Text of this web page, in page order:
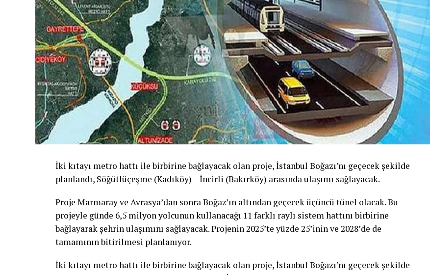
İki kıtayı metro hattı ile birbirine bağlayacak olan proje, İstanbul Boğazı’nı geçecek şekilde
planlandı, Söğütlüçeşme (Kadıköy) – İncirli (Bakırköy) arasında ulaşımı sağlayacak.
Proje Marmaray ve Avrasya’dan sonra Boğaz’ın altından geçecek üçüncü tünel olacak. Bu
projeyle günde 6,5 milyon yolcunun kullanacağı 11 farklı raylı sistem hattını birbirine
bağlayarak şehrin ulaşımını sağlayacak. Projenin 2025’te yüzde 25’inin ve 2028’de de
tamamının bitirilmesi planlanıyor.
İki kıtayı metro hattı ile birbirine bağlayacak olan proje, İstanbul Boğazı’nı geçecek şekilde